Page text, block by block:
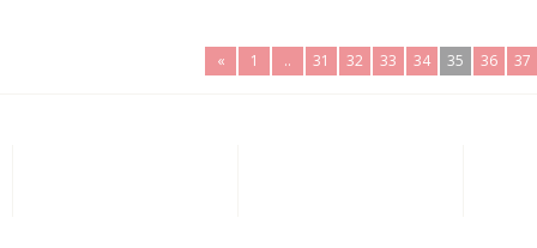
« 1 .. 31 32 33 34 35 36 37